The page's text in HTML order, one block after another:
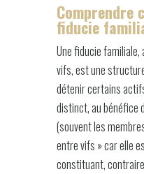
Comprendre
fiducie
Une fiducie
vifs, est une
détenir certains
distinct, au bénéfice
(souvent les
entre vifs » car elle
constituant,